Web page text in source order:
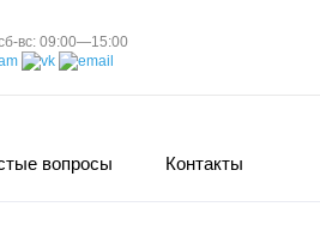
вс: 09:00—15:00
вопросы Контакты